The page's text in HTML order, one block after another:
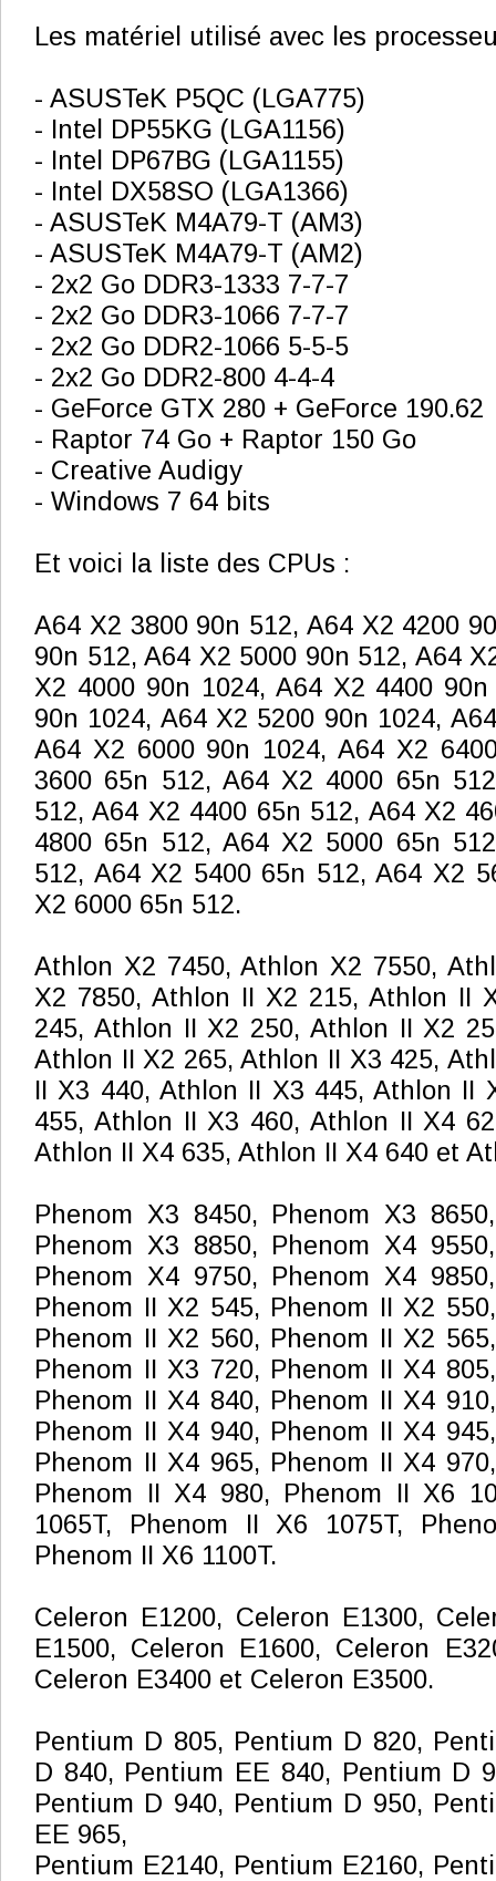
Les matériel utilisé avec les
- ASUSTeK P5QC (LGA775)
- Intel DP55KG (LGA1156)
- Intel DP67BG (LGA1155)
- Intel DX58SO (LGA1366)
- ASUSTeK M4A79-T (AM3)
- ASUSTeK M4A79-T (AM2)
- 2x2 Go DDR3-1333 7-7-7
- 2x2 Go DDR3-1066 7-7-7
- 2x2 Go DDR2-1066 5-5-5
- 2x2 Go DDR2-800 4-4-4
- GeForce GTX 280 + GeForce 190.62
- Raptor 74 Go + Raptor 150 Go
- Creative Audigy
- Windows 7 64 bits
Et voici la liste des CPUs :
A64 X2 3800 90n 512, A64 X2 4200
90n 512, A64 X2 5000 90n 512, A64
X2 4000 90n 1024, A64 X2 4400
90n 1024, A64 X2 5200 90n 1024,
A64 X2 6000 90n 1024, A64 X2
3600 65n 512, A64 X2 4000 65n
512, A64 X2 4400 65n 512, A64 X2
4800 65n 512, A64 X2 5000 65n
512, A64 X2 5400 65n 512, A64 X2
X2 6000 65n 512.
Athlon X2 7450, Athlon X2 7550,
X2 7850, Athlon II X2 215, Athlon II
245, Athlon II X2 250, Athlon II X2
Athlon II X2 265, Athlon II X3 425,
II X3 440, Athlon II X3 445, Athlon II
455, Athlon II X3 460, Athlon II X4
Athlon II X4 635, Athlon II X4 640 et
Phenom X3 8450, Phenom X3
Phenom X3 8850, Phenom X4
Phenom X4 9750, Phenom X4
Phenom II X2 545, Phenom II X2
Phenom II X2 560, Phenom II X2
Phenom II X3 720, Phenom II X4
Phenom II X4 840, Phenom II X4
Phenom II X4 940, Phenom II X4
Phenom II X4 965, Phenom II X4
Phenom II X4 980, Phenom II X6
1065T, Phenom II X6 1075T,
Phenom II X6 1100T.
Celeron E1200, Celeron E1300,
E1500, Celeron E1600, Celeron
Celeron E3400 et Celeron E3500.
Pentium D 805, Pentium D 820,
D 840, Pentium EE 840, Pentium D
Pentium D 940, Pentium D 950,
EE 965,
Pentium E2140, Pentium E2160,